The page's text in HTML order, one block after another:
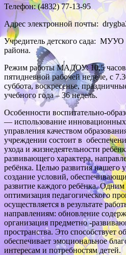
Телефон: (4832) 77-13-95
Адрес электронной почты:
Учредитель детского сада:
района.
Режим работы МАДОУ: 10,5
пятидневной рабочей неделе, с
суббота, воскресенье,
учебного года – 36 недель.
Особенности воспитательно-
— использование
управления качеством
учреждении состоит в
ухода и жизнедеятельности
развивающего характера,
ребёнка. Целью развития нашего
создание условий,
развитие каждого ребёнка. Одним
оптимизация педагогического
осуществляется в результате
направлениям: обновление
организация предметно -
пространства. Это способствует
обеспечивает эмоциональное
интересам и потребностям детей.